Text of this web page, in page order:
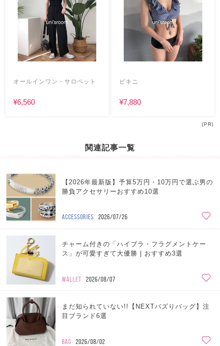
オールインワン・サロペット
¥6,560
ビキニ
¥7,880
(PR)
関連記事一覧
【2026年最新版】予算5万円・10万円で選ぶ男の
勝負アクセサリーおすすめ10選
ACCESSORIES 2026/07/26
チャーム付きの「ハイブラ・フラグメントケー
ス」が可愛すぎて大優勝 | おすすめ3選
WALLET 2026/08/07
まだ知られていない!!【NEXTバズりバッグ】注
目ブランド6選
BAG 2026/08/02